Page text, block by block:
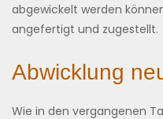
abgewickelt werden
angefertigt und zugestellt.
Abwicklung
Wie in den vergangenen